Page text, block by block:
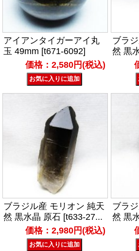
アイアンタイガーアイ丸
玉 49mm [t671-6092]
価格：2,580円(税込)
ブラ
然 黒
ブラジル産 モリオン 純天
然 黒水晶 原石 [t633-27...
価格：2,980円(税込)
ブラ
然 黒